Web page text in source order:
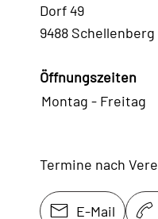
Dorf 49
9488 Schellenberg
Öffnungszeiten
Montag - Freitag
Termine nach
E-Mail